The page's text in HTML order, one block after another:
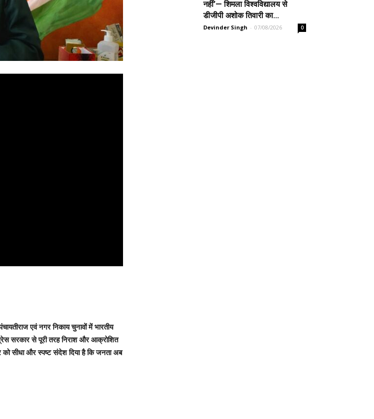
एवं नगर निकाय चुनावों में भारतीय
सरकार से पूरी तरह निराश और आक्रोशित
सीधा और स्पष्ट संदेश दिया है कि जनता अब
नहीं’— शिमला विश्वविद्यालय से
डीजीपी अशोक तिवारी का...
Devinder Singh - 07/08/2026 0